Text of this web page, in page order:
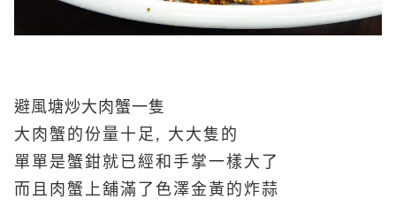
避風塘炒大肉蟹一隻
大肉蟹的份量十足, 大大隻的
單單是蟹鉗就已經和手掌一樣大了
而且肉蟹上舖滿了色澤金黃的炸蒜